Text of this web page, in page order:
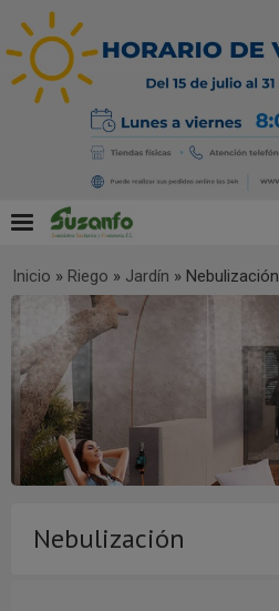
Inicio » Riego » Jardín » Nebulización
Nebulización